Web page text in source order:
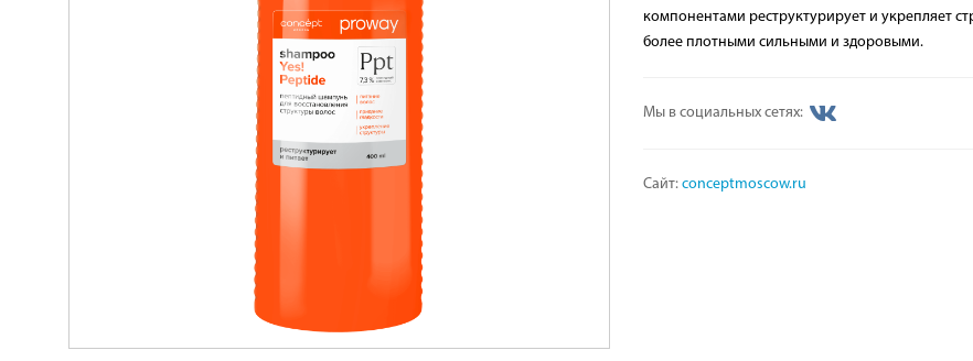
компонентами реструктурирует и укрепляет
более плотными сильными и здоровыми.
Мы в социальных сетях:
Сайт: conceptmoscow.ru